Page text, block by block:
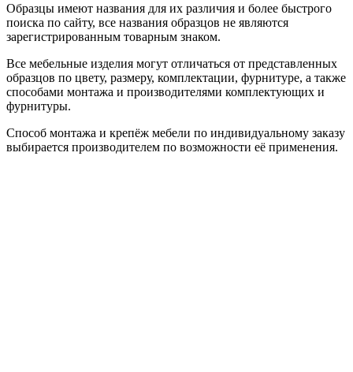
Образцы имеют названия для их различия и более быстрого
поиска по сайту, все названия образцов не являются
зарегистрированным товарным знаком.
Все мебельные изделия могут отличаться от представленных
образцов по цвету, размеру, комплектации, фурнитуре, а также
способами монтажа и производителями комплектующих и
фурнитуры.
Способ монтажа и крепёж мебели по индивидуальному заказу
выбирается производителем по возможности её применения.